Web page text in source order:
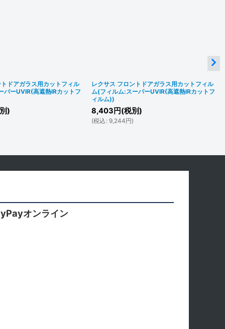
ドアガラス用カットフィル
パーUVIR(高遮熱IRカットフ
)
レクサス フロントドアガラス用カットフィル
ム(フィルム:スーパーUVIR(高遮熱IRカットフ
ィルム))
8,403 円(税別)
(税込 : 9,244円)
オンライン